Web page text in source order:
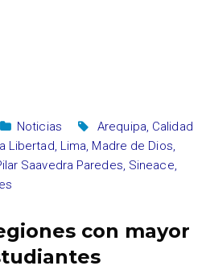
Noticias Arequipa, Calidad
Libertad, Lima, Madre de Dios,
Saavedra Paredes, Sineace,
con mayor